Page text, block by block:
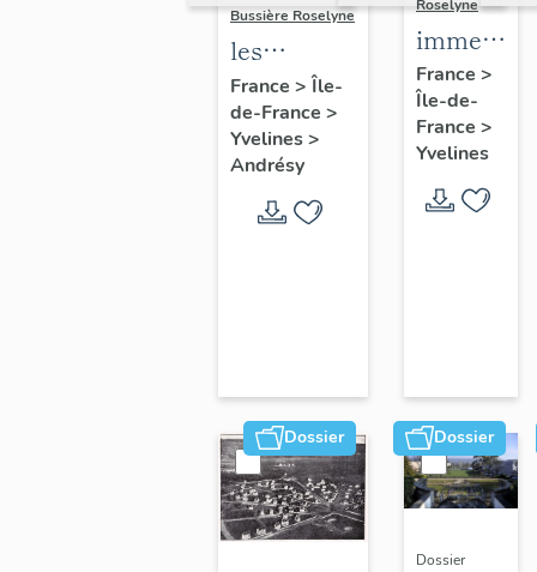
Bussière Roselyne
les
immeubles,
maisons et
fermes du
canton
d'Andrésy
France > Île-
de-France >
Yvelines>
Andrésy
Roselyne
maisons,
fermes
France >
Île-de-
France >
Yvelines
Dossier Dossier
Dossier